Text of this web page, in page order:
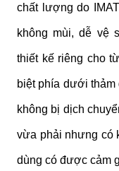
chất lượng do
không mùi, dễ vệ
thiết kế riêng cho
biệt phía dưới
không bị dịch
vừa phải nhưng có
dùng có được cảm